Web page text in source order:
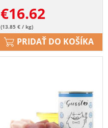
€16.62
(13.85 € / kg)
PRIDAŤ DO KOŠÍKA